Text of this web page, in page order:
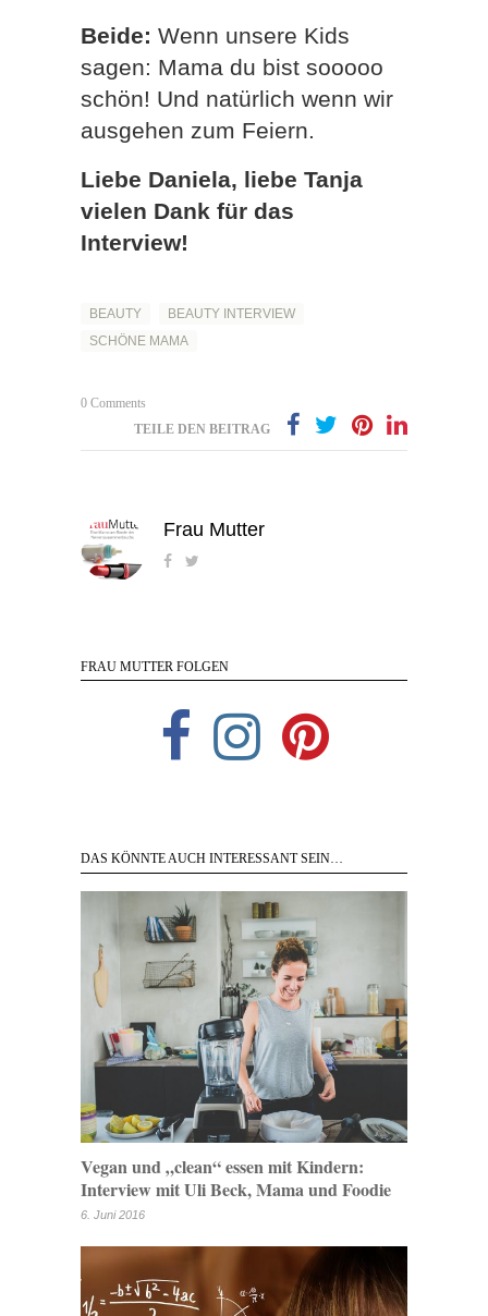
Beide: Wenn unsere Kids
sagen: Mama du bist sooooo
schön! Und natürlich wenn wir
ausgehen zum Feiern.
Liebe Daniela, liebe Tanja
vielen Dank für das
Interview!
BEAUTY
BEAUTY INTERVIEW
SCHÖNE MAMA
0 Comments
TEILE DEN BEITRAG
Frau Mutter
FRAU MUTTER FOLGEN
DAS KÖNNTE AUCH INTERESSANT SEIN…
Vegan und „clean“ essen mit Kindern:
Interview mit Uli Beck, Mama und Foodie
6. Juni 2016